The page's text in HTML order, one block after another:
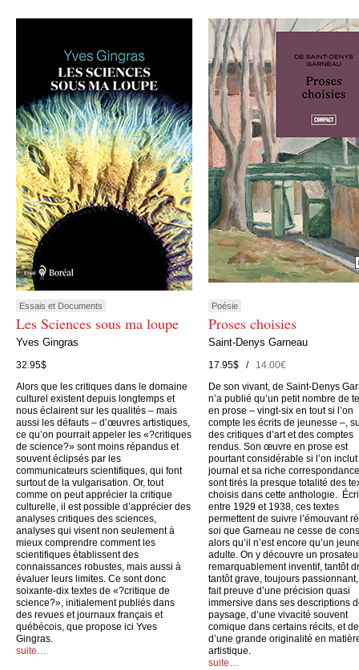
Essais et Documents
Les Sciences sous ma loupe
Yves Gingras
32.95$
Alors que les critiques dans le domaine
culturel existent depuis longtemps et
nous éclairent sur les qualités – mais
aussi les défauts – d’œuvres artistiques,
ce qu’on pourrait appeler les «?critiques
de science?» sont moins répandus et
souvent éclipsés par les
communicateurs scientifiques, qui font
surtout de la vulgarisation. Or, tout
comme on peut apprécier la critique
culturelle, il est possible d’apprécier des
analyses critiques des sciences,
analyses qui visent non seulement à
mieux comprendre comment les
scientifiques établissent des
connaissances robustes, mais aussi à
évaluer leurs limites. Ce sont donc
soixante-dix textes de «?critique de
science?», initialement publiés dans
des revues et journaux français et
québécois, que propose ici Yves
Gingras.
suite…
Poésie
Proses choisies
Saint-Denys Garneau
17.95$ /14.00€
De son vivant, de Saint-Denys
n’a publié qu’un petit nombre de
en prose – vingt-six en tout si l’on
compte les écrits de jeunesse –,
des critiques d’art et des comptes
rendus. Son œuvre en prose est
pourtant considérable si l’on
journal et sa riche
sont tirés la presque totalité des
choisis dans cette anthologie.
entre 1929 et 1938, ces textes
permettent de suivre l’émouvant
soi que Garneau ne cesse de
alors qu’il n’est encore qu’un
adulte. On y découvre un
remarquablement inventif, tantôt
tantôt grave, toujours
fait preuve d’une précision quasi
immersive dans ses descriptions
paysage, d’une vivacité souvent
comique dans certains récits, et
d’une grande originalité en
artistique.
suite…